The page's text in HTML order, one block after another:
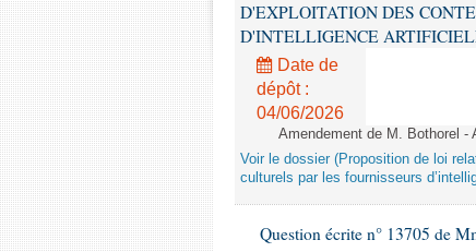
D'EXPLOITATION DES
D'INTELLIGENCE
Date de
dépôt :
04/06/2026
Amendement de M. Bothorel -
Voir le dossier (Proposition de loi
culturels par les fournisseurs
Question écrite n° 13705 de